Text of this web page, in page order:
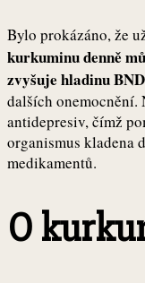
Bylo prokázáno, že
kurkuminu denně
zvyšuje hladinu
dalších onemocnění.
antidepresiv, čímž
organismus kladena
medikamentů.
O